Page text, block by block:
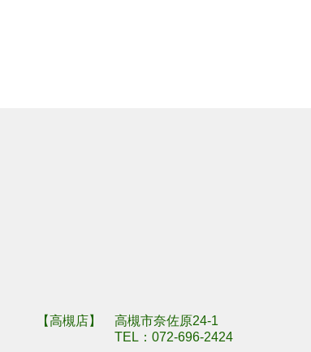
【高槻店】 高槻市奈佐原24-1
TEL： 072-696-2424